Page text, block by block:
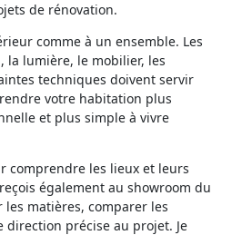
de rénovation.
comme à un ensemble. Les
la lumière, le mobilier, les
techniques doivent servir
votre habitation plus
et plus simple à vivre
comprendre les lieux et leurs
également au showroom du
matières, comparer les
précise au projet. Je